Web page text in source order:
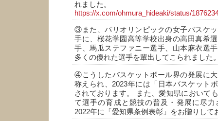
れました。
https://x.com/ohmura_hideaki/status/
③また、パリオリンピックの女子バスケ
手に、桜花学園高等学校出身の高田真希
手、馬瓜ステファニー選手、山本麻衣選
多くの優れた選手を輩出してこられました
④こうしたバスケットボール界の発展に
称えられ、2023年には「日本バスケット
されております。 また、愛知県において
て選手の育成と競技の普及・発展に尽
2022年に「愛知県条例表彰」をお贈りして